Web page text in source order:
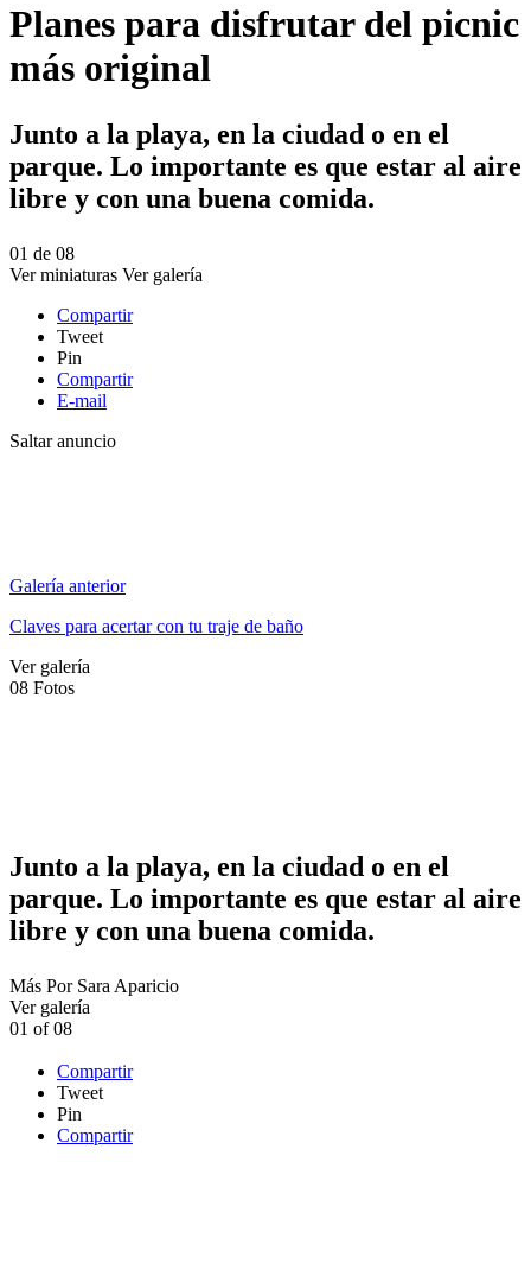
Planes para disfrutar del picnic
más original
Junto a la playa, en la ciudad o en el
parque. Lo importante es que estar al aire
libre y con una buena comida.
01 de 08
Ver miniaturas Ver galería
Compartir
Tweet
Pin
Compartir
E-mail
Saltar anuncio
Galería anterior
Claves para acertar con tu traje de baño
Ver galería
08 Fotos
Junto a la playa, en la ciudad o en el
parque. Lo importante es que estar al aire
libre y con una buena comida.
Más Por Sara Aparicio
Ver galería
01 of 08
Compartir
Tweet
Pin
Compartir